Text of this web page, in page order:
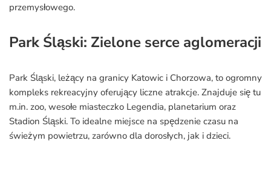
przemysłowego.
Park Śląski: Zielone serce aglomeracji
Park Śląski, leżący na granicy Katowic i Chorzowa, to ogromny
kompleks rekreacyjny oferujący liczne atrakcje. Znajduje się tu
m.in. zoo, wesołe miasteczko Legendia, planetarium oraz
Stadion Śląski. To idealne miejsce na spędzenie czasu na
świeżym powietrzu, zarówno dla dorosłych, jak i dzieci.